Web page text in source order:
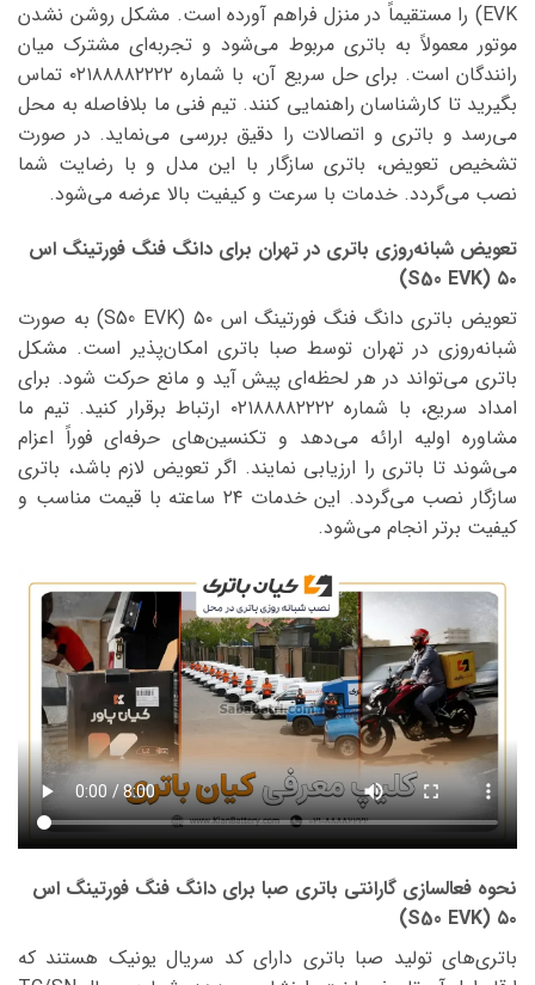
EVK) را مستقیماً در منزل فراهم آورده است. مشکل روشن نشدن
موتور معمولاً به باتری مربوط می‌شود و تجربه‌ای مشترک میان
رانندگان است. برای حل سریع آن، با شماره ۰۲۱۸۸۸۸۲۲۲۲ تماس
بگیرید تا کارشناسان راهنمایی کنند. تیم فنی ما بلافاصله به محل
می‌رسد و باتری و اتصالات را دقیق بررسی می‌نماید. در صورت
تشخیص تعویض، باتری سازگار با این مدل و با رضایت شما
نصب می‌گردد. خدمات با سرعت و کیفیت بالا عرضه می‌شود.
تعویض شبانه‌روزی باتری در تهران برای دانگ فنگ فورتینگ اس
۵۰ (S50 EVK)
تعویض باتری دانگ فنگ فورتینگ اس ۵۰ (S50 EVK) به صورت
شبانه‌روزی در تهران توسط صبا باتری امکان‌پذیر است. مشکل
باتری می‌تواند در هر لحظه‌ای پیش آید و مانع حرکت شود. برای
امداد سریع، با شماره ۰۲۱۸۸۸۸۲۲۲۲ ارتباط برقرار کنید. تیم ما
مشاوره اولیه ارائه می‌دهد و تکنسین‌های حرفه‌ای فوراً اعزام
می‌شوند تا باتری را ارزیابی نمایند. اگر تعویض لازم باشد، باتری
سازگار نصب می‌گردد. این خدمات ۲۴ ساعته با قیمت مناسب و
کیفیت برتر انجام می‌شود.
نحوه فعالسازی گارانتی باتری صبا برای دانگ فنگ فورتینگ اس
۵۰ (S50 EVK)
باتری‌های تولید صبا باتری دارای کد سریال یونیک هستند که